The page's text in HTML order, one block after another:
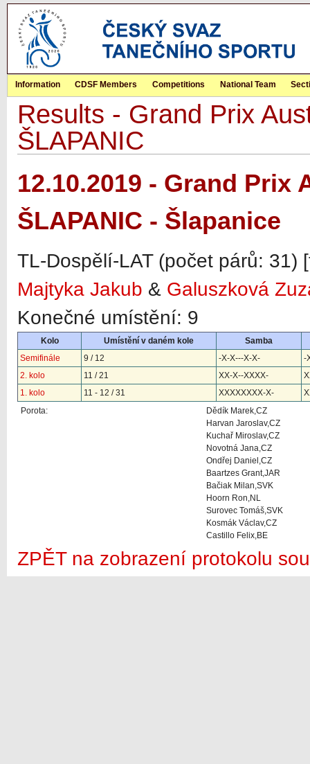
Information CDSF Members Competitions National Team
Results - Grand Prix
ŠLAPANIC
12.10.2019 - Grand Prix
ŠLAPANIC - Šlapanice
TL-Dospělí-LAT (počet párů: 31)
Majtyka Jakub & Galuszková
Konečné umístění: 9
Kolo Umístění v daném kole
Samba
Semifinále
9 / 12 -X-X---X-X-
-
2. kolo
11 / 21 XX-X--XXXX-
1. kolo
11 - 12 / 31 XXXXXXXX-X-
Porota:
Dědík Marek,CZ
Harvan Jaroslav,CZ
Kuchař Miroslav,CZ
Novotná Jana,CZ
Ondřej Daniel,CZ
Baartzes Grant,JAR
Bačiak Milan,SVK
Hoorn Ron,NL
Surovec Tomáš,SVK
Kosmák Václav,CZ
Castillo Felix,BE
ZPĚT na zobrazení protokolu